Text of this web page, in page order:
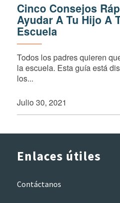
Cinco Consejos
Ayudar A Tu Hijo A
Escuela
Todos los padres quieren
la escuela. Esta guía está
los...
Julio 30, 2021
Enlaces útiles
Contáctanos